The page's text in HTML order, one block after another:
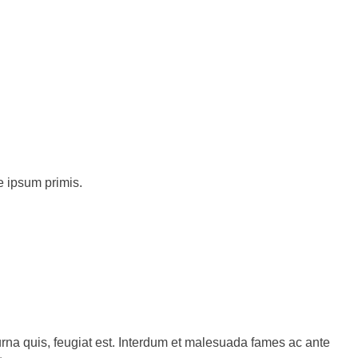
ipsum primis.
quis, feugiat est. Interdum et malesuada fames ac ante